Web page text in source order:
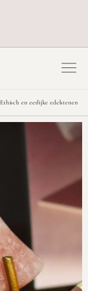
Ethisch en eerlijke edelstenen